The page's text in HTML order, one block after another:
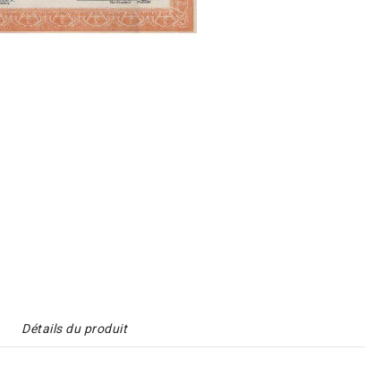
Détails du produit